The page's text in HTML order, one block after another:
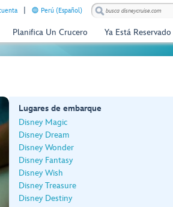
Perú (Español)
Planifica Un Crucero Ya Está Reservado
Lugares de embarque
Disney Magic
Disney Dream
Disney Wonder
Disney Fantasy
Disney Wish
Disney Treasure
Disney Destiny